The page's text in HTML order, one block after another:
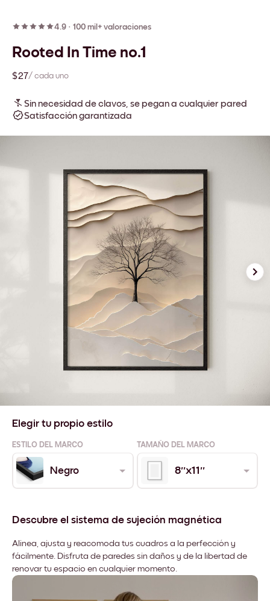
4.9 · 100 mil+ valoraciones
Rooted In Time no.1
$27/ cada uno
Sin necesidad de clavos, se pegan a cualquier pared
Satisfacción garantizada
Elegir tu propio estilo
ESTILO DEL MARCO TAMAÑO DEL MARCO
Negro 8''x11''
Descubre el sistema de sujeción magnética
Alinea, ajusta y reacomoda tus cuadros a la perfección y
fácilmente. Disfruta de paredes sin daños y de la libertad de
renovar tu espacio en cualquier momento.